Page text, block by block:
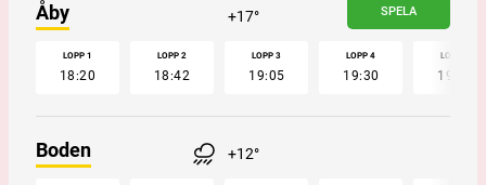
Åby +17° SPELA
LOPP 1
18:20
LOPP 2
18:42
LOPP 3
19:05
LOPP 4
19:30
LOPP 5
19:52
Boden +12°